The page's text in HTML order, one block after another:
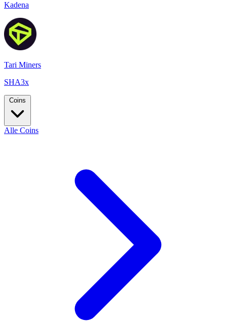
Kadena
Tari Miners
SHA3x
Coins
Alle Coins